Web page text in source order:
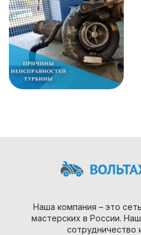
Наша компания – это
мастерских в России.
сотрудничество